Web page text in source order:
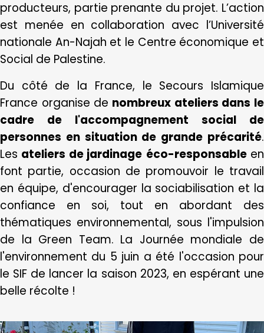
producteurs, partie prenante du projet. L’action
est menée en collaboration avec l’Université
nationale An-Najah et le Centre économique et
Social de Palestine.
Du côté de la France, le Secours Islamique
France organise de nombreux ateliers dans le
cadre de l'accompagnement social de
personnes en situation de grande précarité.
Les ateliers de jardinage éco-responsableen
font partie, occasion de promouvoir le travail
en équipe, d'encourager la sociabilisation et la
confiance en soi, tout en abordant des
thématiques environnemental, sous l'impulsion
de la Green Team. La Journée mondiale de
l'environnement du 5 juin a été l'occasion pour
le SIF de lancer la saison 2023, en espérant une
belle récolte !